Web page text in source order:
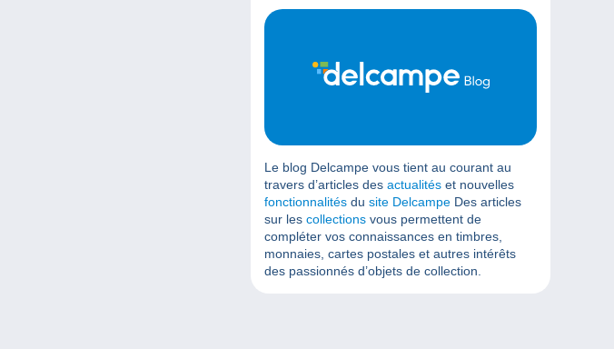
Le blog Delcampe vous tient au courant au
travers d’articles des actualités et nouvelles
fonctionnalités du site Delcampe Des articles
sur les collections vous permettent de
compléter vos connaissances en timbres,
monnaies, cartes postales et autres intérêts
des passionnés d’objets de collection.